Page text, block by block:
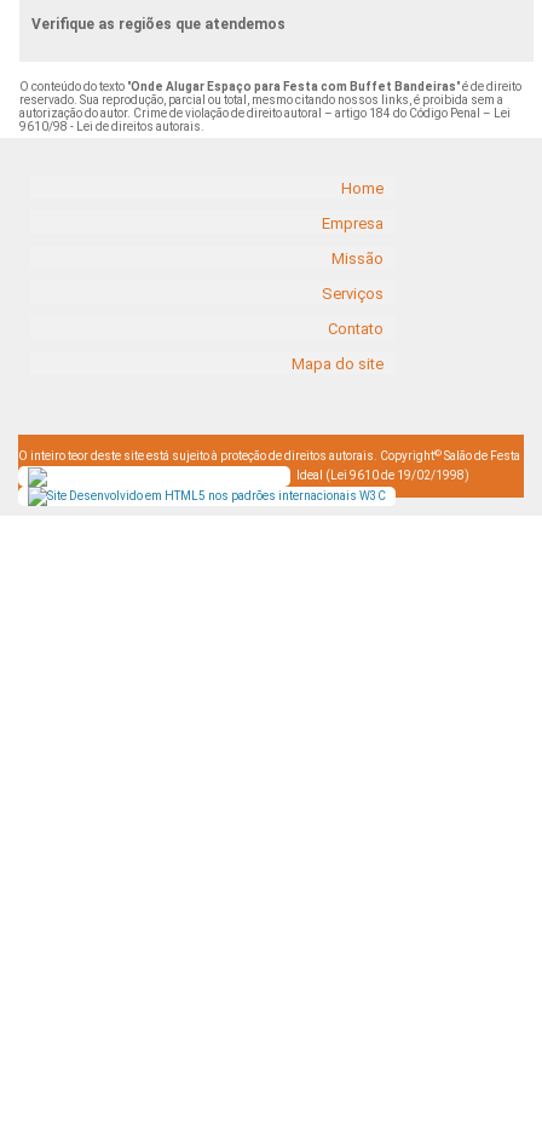
Verifique as regiões que atendemos
O conteúdo do texto "Onde Alugar Espaço para Festa com Buffet Bandeiras" é de direito
reservado. Sua reprodução, parcial ou total, mesmo citando nossos links, é proibida sem a
autorização do autor. Crime de violação de direito autoral – artigo 184 do Código Penal –
Lei
9610/98 - Lei de direitos autorais
Home
Empresa
Missão
Serviços
Contato
Mapa do site
O inteiro teor deste site está sujeito à proteção de direitos autorais. Copyright© Salão de Festa
Ideal (Lei 9610 de 19/02/1998)